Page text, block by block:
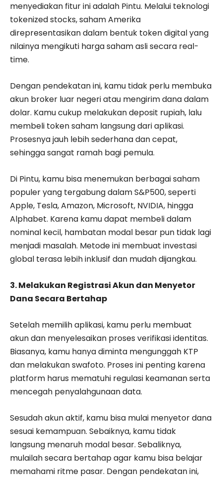
menyediakan fitur ini adalah Pintu. Melalui teknologi
tokenized stocks, saham Amerika
direpresentasikan dalam bentuk token digital yang
nilainya mengikuti harga saham asli secara real-
time.
Dengan pendekatan ini, kamu tidak perlu membuka
akun broker luar negeri atau mengirim dana dalam
dolar. Kamu cukup melakukan deposit rupiah, lalu
membeli token saham langsung dari aplikasi.
Prosesnya jauh lebih sederhana dan cepat,
sehingga sangat ramah bagi pemula.
Di Pintu, kamu bisa menemukan berbagai saham
populer yang tergabung dalam S&P500, seperti
Apple, Tesla, Amazon, Microsoft, NVIDIA, hingga
Alphabet. Karena kamu dapat membeli dalam
nominal kecil, hambatan modal besar pun tidak lagi
menjadi masalah. Metode ini membuat investasi
global terasa lebih inklusif dan mudah dijangkau.
3. Melakukan Registrasi Akun dan Menyetor
Dana Secara Bertahap
Setelah memilih aplikasi, kamu perlu membuat
akun dan menyelesaikan proses verifikasi identitas.
Biasanya, kamu hanya diminta mengunggah KTP
dan melakukan swafoto. Proses ini penting karena
platform harus mematuhi regulasi keamanan serta
mencegah penyalahgunaan data.
Sesudah akun aktif, kamu bisa mulai menyetor dana
sesuai kemampuan. Sebaiknya, kamu tidak
langsung menaruh modal besar. Sebaliknya,
mulailah secara bertahap agar kamu bisa belajar
memahami ritme pasar. Dengan pendekatan ini,